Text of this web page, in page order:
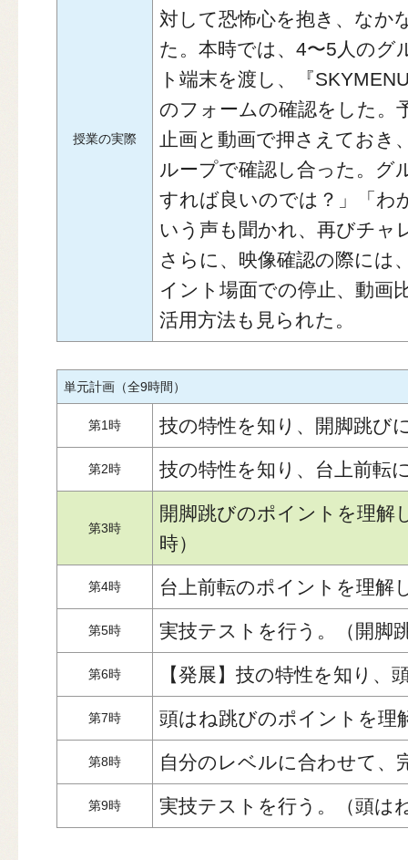
授業の実際
対して恐怖心を抱き、なか
た。本時では、4〜5人のグ
ト端末を渡し、『
のフォームの確認をした。
止画と動画で押さえておき
ループで確認し合った。グ
すれば良いのでは？」「わ
いう声も聞かれ、再びチャ
さらに、映像確認の際には
イント場面での停止、動画
活用方法も見られた。
単元計画（全9時間）
第1時 技の特性を知り、開脚跳び
第2時 技の特性を知り、台上前転
第3時
開脚跳びのポイントを理解
時）
第4時 台上前転のポイントを理解
第5時 実技テストを行う。（開脚
第6時 【発展】技の特性を知り、
第7時 頭はね跳びのポイントを理
第8時 自分のレベルに合わせて、
第9時 実技テストを行う。（頭は